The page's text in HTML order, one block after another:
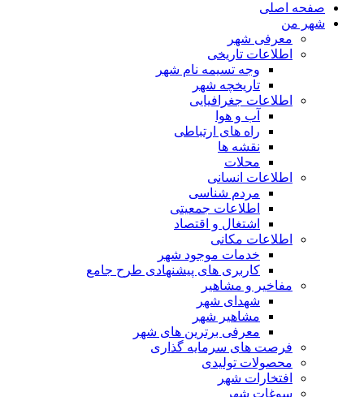
صفحه اصلی
شهر من
معرفی شهر
اطلاعات تاریخی
وجه تسیمه نام شهر
تاریخچه شهر
اطلاعات جغرافیایی
آب و هوا
راه های ارتباطی
نقشه ها
محلات
اطلاعات انسانی
مردم شناسی
اطلاعات جمعیتی
اشتغال و اقتصاد
اطلاعات مکانی
خدمات موجود شهر
کاربری های پیشنهادی طرح جامع
مفاخیر و مشاهیر
شهدای شهر
مشاهیر شهر
معرفی برترین های شهر
فرصت های سرمایه گذاری
محصولات تولیدی
افتخارات شهر
سوغات شهر